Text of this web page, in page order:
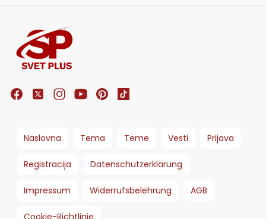
Naslovna Tema Teme Vesti Prijava
Registracija Datenschutzerklärung
Impressum Widerrufsbelehrung AGB
Cookie-Richtlinie